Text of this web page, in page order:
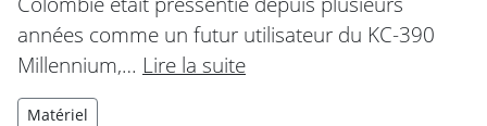
années comme un futur utilisateur du KC-390
Millennium,… Lire la suite
Matériel